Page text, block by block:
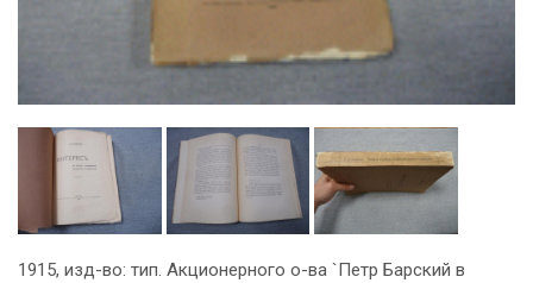
1915, изд-во: тип. Акционерного о-ва `Петр Барский в